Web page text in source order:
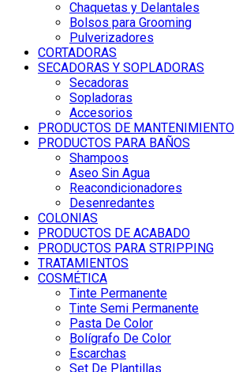
Chaquetas y Delantales
Bolsos para Grooming
Pulverizadores
CORTADORAS
SECADORAS Y SOPLADORAS
Secadoras
Sopladoras
Accesorios
PRODUCTOS DE MANTENIMIENTO
PRODUCTOS PARA BAÑOS
Shampoos
Aseo Sin Agua
Reacondicionadores
Desenredantes
COLONIAS
PRODUCTOS DE ACABADO
PRODUCTOS PARA STRIPPING
TRATAMIENTOS
COSMÉTICA
Tinte Permanente
Tinte Semi Permanente
Pasta De Color
Bolígrafo De Color
Escarchas
Set De Plantillas